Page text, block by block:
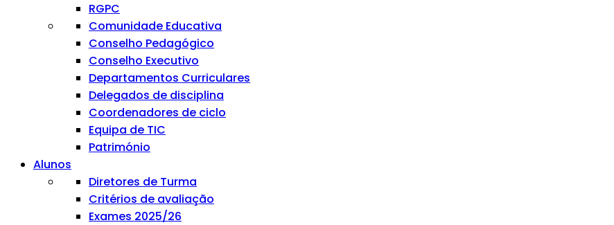
RGPC
Comunidade Educativa
Conselho Pedagógico
Conselho Executivo
Departamentos Curriculares
Delegados de disciplina
Coordenadores de ciclo
Equipa de TIC
Património
Alunos
Diretores de Turma
Critérios de avaliação
Exames 2025/26